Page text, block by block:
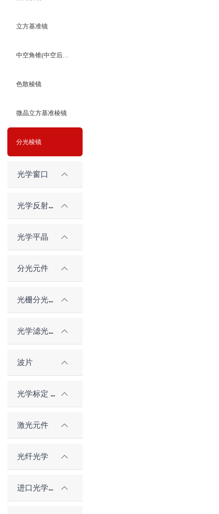
立方基准镜
色散棱镜
微晶立方基准棱镜
分光棱镜
光学窗口
光学反射镜
光学平晶
分光元件
光栅分光元件
光学滤光片
波片
光学标定 / 对准元件
激光元件
光纤光学
进口光学元件